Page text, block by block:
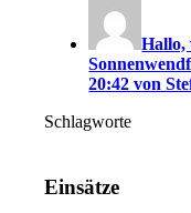
Hallo,
20:42 von
Schlagworte
Einsätze